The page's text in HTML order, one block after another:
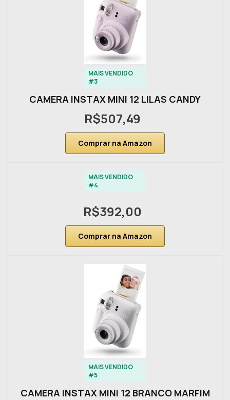
MAIS VENDIDO
#3
CAMERA INSTAX MINI 12 LILAS CANDY
R$507,49
Comprar na Amazon
MAIS VENDIDO
#4
R$392,00
Comprar na Amazon
MAIS VENDIDO
#5
CAMERA INSTAX MINI 12 BRANCO MARFIM